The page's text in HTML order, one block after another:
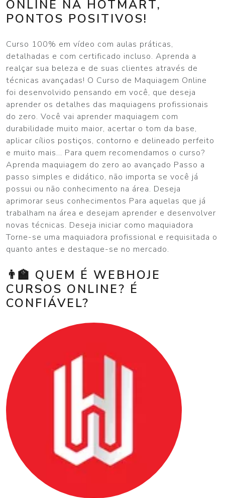
ONLINE NA HOTMART,
PONTOS POSITIVOS!
Curso 100% em vídeo com aulas práticas,
detalhadas e com certificado incluso. Aprenda a
realçar sua beleza e de suas clientes através de
técnicas avançadas! O Curso de Maquiagem Online
foi desenvolvido pensando em você, que deseja
aprender os detalhes das maquiagens profissionais
do zero. Você vai aprender maquiagem com
durabilidade muito maior, acertar o tom da base,
aplicar cílios postiços, contorno e delineado perfeito
e muito mais… Para quem recomendamos o curso?
Aprenda maquiagem do zero ao avançado Passo a
passo simples e didático, não importa se você já
possui ou não conhecimento na área. Deseja
aprimorar seus conhecimentos Para aquelas que já
trabalham na área e desejam aprender e desenvolver
novas técnicas. Deseja iniciar como maquiadora
Torne-se uma maquiadora profissional e requisitada o
quanto antes e destaque-se no mercado.
👨‍🏫 QUEM É WEBHOJE
CURSOS ONLINE? É
CONFIÁVEL?